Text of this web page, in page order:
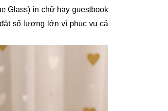
Glass) in chữ hay guestbook
số lượng lớn vì phục vụ cả